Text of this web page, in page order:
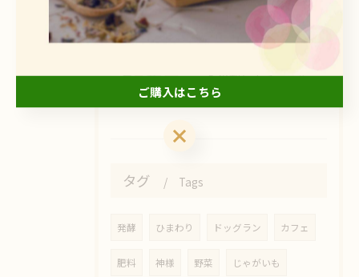
入浴剤とナチュラル素材で叶える美肌ケアと香りの癒し体験
タグ Tags
発酵 ひまわり ドッグラン カフェ
肥料 神様 野菜 じゃがいも
ご購入はこちら
ご購入はこちら